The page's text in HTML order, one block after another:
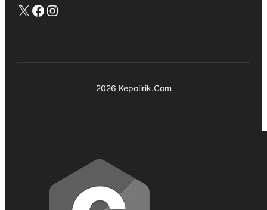
X Facebook
Instagram
2026 Kepolirik.Com